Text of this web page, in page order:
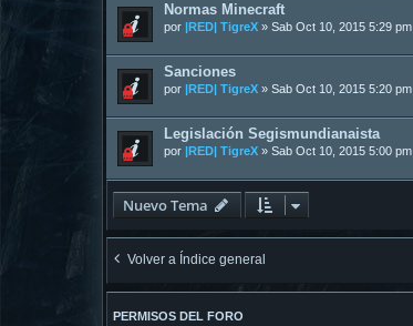
Normas Minecraft
por |RED| TigreX » Sab Oct 10, 2015 5:29 pm
Sanciones
por |RED| TigreX » Sab Oct 10, 2015 5:20 pm
Legislación Segismundianaista
por |RED| TigreX » Sab Oct 10, 2015 5:00 pm
Nuevo Tema
Volver a Índice general
PERMISOS DEL FORO